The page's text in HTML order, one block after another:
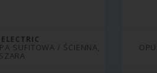
SUFITOWA / ŚCIENNA,
SZARA